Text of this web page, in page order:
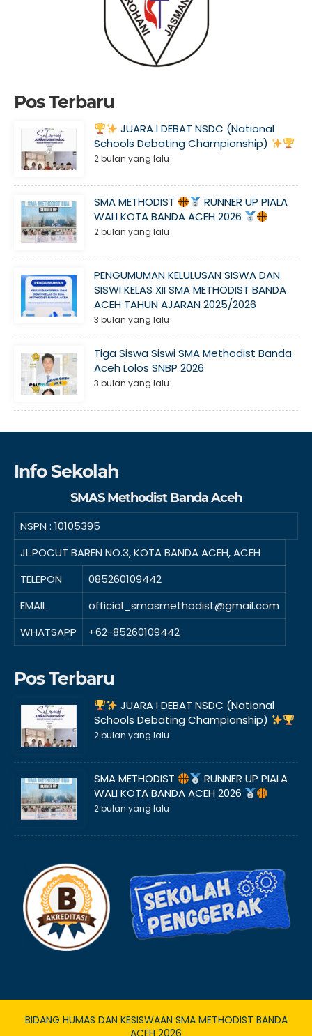
Pos Terbaru
JUARA I DEBAT NSDC (National
Schools Debating Championship)
2 bulan yang lalu
SMA METHODIST
RUNNER UP PIALA
WALI KOTA BANDA ACEH 2026
2 bulan yang lalu
PENGUMUMAN KELULUSAN SISWA DAN
SISWI KELAS XII SMA METHODIST BANDA
ACEH TAHUN AJARAN 2025/2026
3 bulan yang lalu
Tiga Siswa Siswi SMA Methodist Banda
Aceh Lolos SNBP 2026
3 bulan yang lalu
Info Sekolah
SMAS Methodist Banda Aceh
NSPN : 10105395
JL.POCUT BAREN NO.3, KOTA BANDA ACEH, ACEH
TELEPON
085260109442
EMAIL
official_smasmethodist@gmail.com
WHATSAPP
+62-85260109442
Pos Terbaru
JUARA I DEBAT NSDC (National
Schools Debating Championship)
2 bulan yang lalu
SMA METHODIST
RUNNER UP PIALA
WALI KOTA BANDA ACEH 2026
2 bulan yang lalu
BIDANG HUMAS DAN KESISWAAN SMA METHODIST BANDA
ACEH 2026